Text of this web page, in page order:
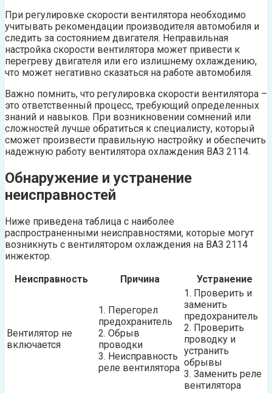
При регулировке скорости вентилятора необходимо
учитывать рекомендации производителя автомобиля и
следить за состоянием двигателя. Неправильная
настройка скорости вентилятора может привести к
перегреву двигателя или его излишнему охлаждению,
что может негативно сказаться на работе автомобиля.
Важно помнить, что регулировка скорости вентилятора –
это ответственный процесс, требующий определенных
знаний и навыков. При возникновении сомнений или
сложностей лучше обратиться к специалисту, который
сможет произвести правильную настройку и обеспечить
надежную работу вентилятора охлаждения ВАЗ 2114.
Обнаружение и устранение
неисправностей
Ниже приведена таблица с наиболее
распространенными неисправностями, которые могут
возникнуть с вентилятором охлаждения на ВАЗ 2114
инжектор.
Неисправность
Причина Устранение
Вентилятор не
включается
1. Перегорел
предохранитель
2. Обрыв
проводки
3. Неисправность
реле вентилятора
1. Проверить и
заменить
предохранитель
2. Проверить
проводку и
устранить
обрывы
3. Заменить реле
вентилятора